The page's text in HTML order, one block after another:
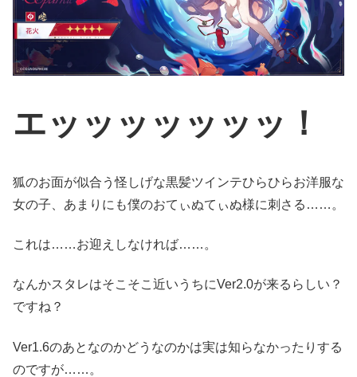
エッッッッッッッ！
狐のお面が似合う怪しげな黒髪ツインテひらひらお洋服な
女の子、あまりにも僕のおてぃぬてぃぬ様に刺さる……。
これは……お迎えしなければ……。
なんかスタレはそこそこ近いうちにVer2.0が来るらしい？
ですね？
Ver1.6のあとなのかどうなのかは実は知らなかったりする
のですが……。